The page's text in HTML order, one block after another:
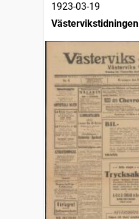
1923-03-19
Västervikstidningen